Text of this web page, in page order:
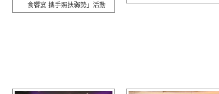
食饗宴 攜手照扶弱勢」活動